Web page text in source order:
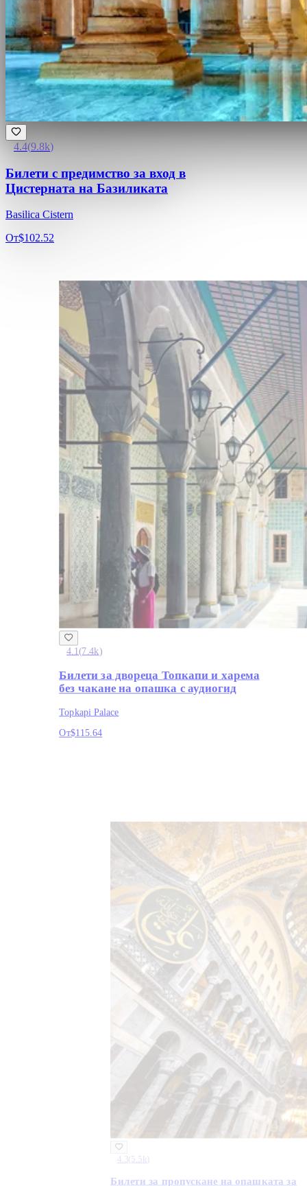
4.4(9.8k)
Билети с предимство за вход в
Цистерната на Базиликата
Basilica Cistern
От$102.52
4.1(7.4k)
Билети за двореца Топкапи и харема
без чакане на опашка с аудиогид
Topkapi Palace
От$115.64
4.3( 5.5k )
Билети за пропускане на опашката за